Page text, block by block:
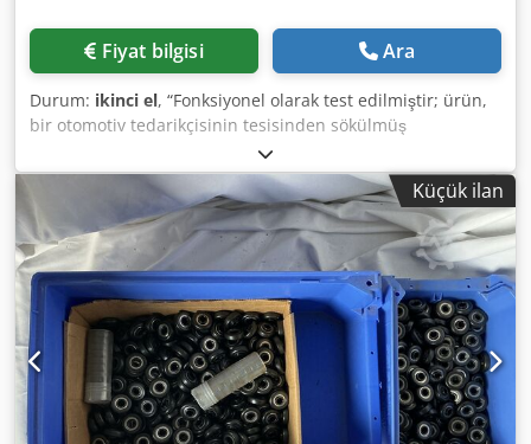
Fiyat bilgisi Ara
Durum: ikinci el, “Fonksiyonel olarak test edilmiştir; ürün,
bir otomotiv tedarikçisinin tesisinden sökülmüş
parçalardan elde edilmiştir.” Mevcut adet: 6 Üretici:
Stöbich Brandschutz GmbH Model: RZ7-FAA 1.3 Tip:
Otomatik yangın güvenlik perdesi Çalışma gerilimi: 230 V
AC Cjdpfx Akszr T Dwsvsrf Kontrol sistemi: FAA-System 1.3
Malzeme: Çok katmanlı cam elyaf kumaş
Küçük ilan